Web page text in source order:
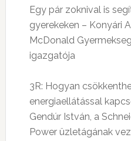
Egy pár zoknival is
gyerekeken – Konyári
McDonald
igazgatója
3R: Hogyan
energiaellátással
Gendúr István, a
Power üzletágának